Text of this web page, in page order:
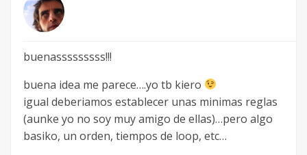
buenasssssssss!!!
buena idea me parece….yo tb kiero
igual deberiamos establecer unas minimas reglas
(aunke yo no soy muy amigo de ellas)…pero algo
basiko, un orden, tiempos de loop, etc…